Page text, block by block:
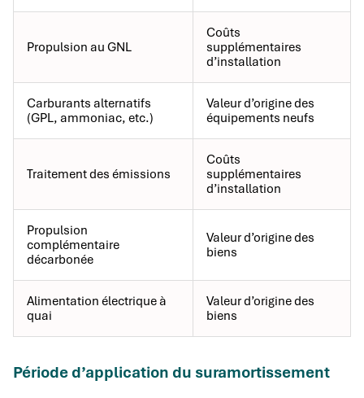
Propulsion au GNL
Coûts
supplémentaires
d’installation
Carburants alternatifs
(GPL, ammoniac, etc.)
Valeur d’origine des
équipements neufs
Traitement des émissions
Coûts
supplémentaires
d’installation
Propulsion
complémentaire
décarbonée
Valeur d’origine des
biens
Alimentation électrique à
quai
Valeur d’origine des
biens
Période d’application du suramortissement